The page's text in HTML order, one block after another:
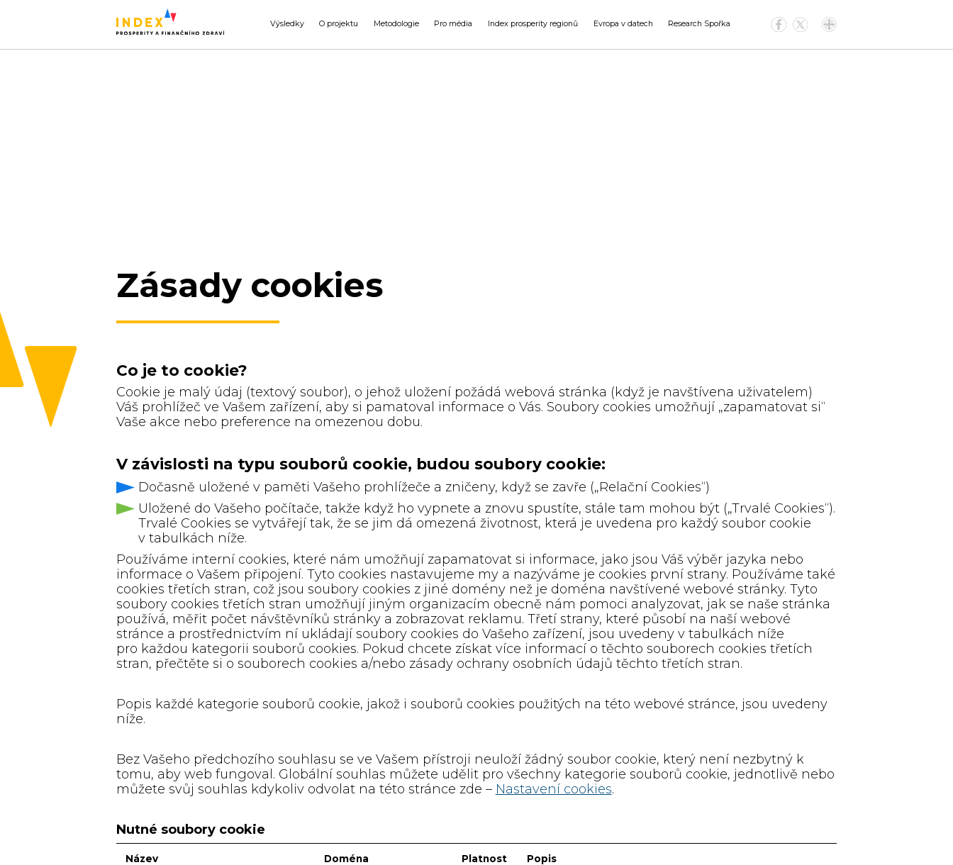
Výsledky O projektu Metodologie Pro média Index prosperity regionů Evropa v datech Research Spořka
Zásady cookies
Co je to cookie?
Cookie je malý údaj (textový soubor), o jehož uložení požádá webová stránka (když je navštívena uživatelem)
Váš prohlížeč ve Vašem zařízení, aby si pamatoval informace o Vás. Soubory cookies umožňují „zapamatovat si“
Vaše akce nebo preference na omezenou dobu.
V závislosti na typu souborů cookie, budou soubory cookie:
Dočasně uložené v paměti Vašeho prohlížeče a zničeny, když se zavře („Relační Cookies“)
Uložené do Vašeho počítače, takže když ho vypnete a znovu spustíte, stále tam mohou být („Trvalé Cookies“).
Trvalé Cookies se vytvářejí tak, že se jim dá omezená životnost, která je uvedena pro každý soubor cookie
v tabulkách níže.
Používáme interní cookies, které nám umožňují zapamatovat si informace, jako jsou Váš výběr jazyka nebo
informace o Vašem připojení. Tyto cookies nastavujeme my a nazýváme je cookies první strany. Používáme také
cookies třetích stran, což jsou soubory cookies z jiné domény než je doména navštívené webové stránky. Tyto
soubory cookies třetích stran umožňují jiným organizacím obecně nám pomoci analyzovat, jak se naše stránka
používá, měřit počet návštěvníků stránky a zobrazovat reklamu. Třetí strany, které působí na naší webové
stránce a prostřednictvím ní ukládají soubory cookies do Vašeho zařízení, jsou uvedeny v tabulkách níže
pro každou kategorii souborů cookies. Pokud chcete získat více informací o těchto souborech cookies třetích
stran, přečtěte si o souborech cookies a/nebo zásady ochrany osobních údajů těchto třetích stran.
Popis každé kategorie souborů cookie, jakož i souborů cookies použitých na této webové stránce, jsou uvedeny
níže.
Bez Vašeho předchozího souhlasu se ve Vašem přístroji neuloží žádný soubor cookie, který není nezbytný k
tomu, aby web fungoval. Globální souhlas můžete udělit pro všechny kategorie souborů cookie, jednotlivě nebo
můžete svůj souhlas kdykoliv odvolat na této stránce zde – Nastavení cookies.
Nutné soubory cookie
Název Doména Platnost Popis